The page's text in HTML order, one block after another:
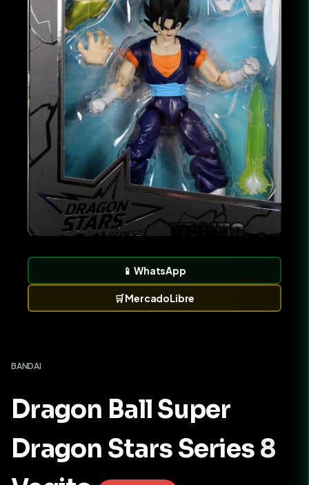
📱WhatsApp
🛒MercadoLibre
BANDAI
Dragon Ball Super
Dragon Stars Series 8